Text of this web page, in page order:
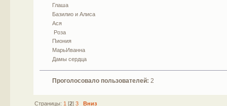
Глаша
Базилио и Алиса
Ася
Роза
Пиония
МарьИванна
Дамы сердца
Проголосовало пользователей: 2
Страницы: 1 [2] 3 Вниз